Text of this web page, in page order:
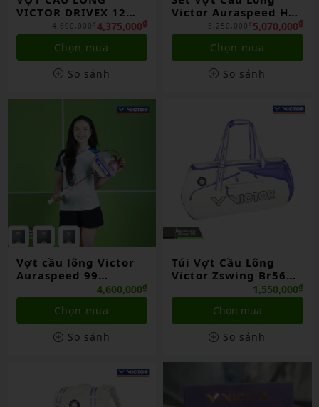
VICTOR DRIVEX 12
ZSW/J TÍM CHÍNH
HÃNG
4,375,000₫
4,600,000₫
Chọn mua
So sánh
Victor Auraspeed HS
Plus CNY GB 20265,070,000₫
5,250,000₫
Chọn mua
So sánh
Vợt cầu lông Victor
Auraspeed 99
BAC/TUC26 chính
hãng
4,600,000₫
Chọn mua
So sánh
Túi Vợt Cầu Lông
Victor Zswing Br5656
1,550,000₫
Chọn mua
So sánh